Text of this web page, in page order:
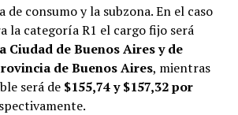
de consumo y la subzona. En el caso
la categoría R1 el cargo fijo será
Ciudad de Buenos Aires y de
de Buenos Aires, mientras
será de $155,74 y $157,32 por